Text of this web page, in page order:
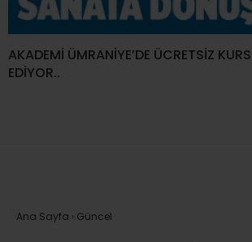
AKADEMİ ÜMRANİYE’DE ÜCRETSİZ
EDİYOR..
Ana Sayfa › Güncel